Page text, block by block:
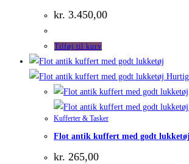
kr. 3.450,00
Tilføj til kurv
Kufferter & Tasker
Flot antik kuffert med godt lukketøj
kr. 265,00